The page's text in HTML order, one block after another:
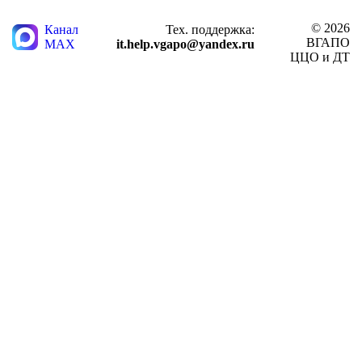
Канал
MAX
Тех. поддержка:
it.help.vgapo@yandex.ru
© 2026
ВГАПО
ЦЦО и ДТ